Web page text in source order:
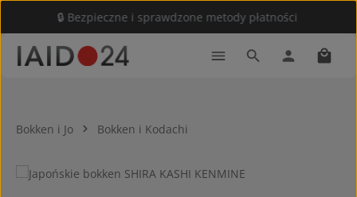
Przejdź do głównej zawartości
🔒 Bezpieczne i sprawdzone metody płatności
Bokken i Jo Bokken i Kodachi
Pomiń galerię zdjęć